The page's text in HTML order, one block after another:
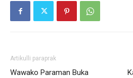
Artikulli paraprak
Wawako Paraman Buka